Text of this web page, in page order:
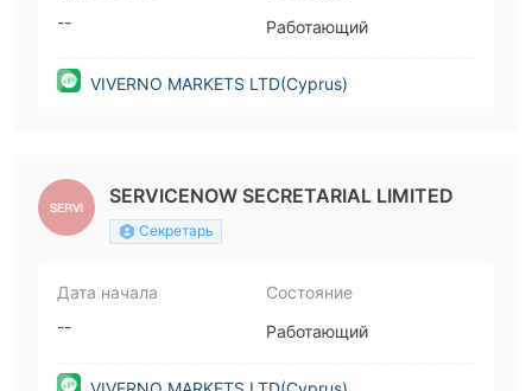
--
Работающий
VIVERNO MARKETS LTD(Cyprus)
SERVICENOW SECRETARIAL LIMITED
Секретарь
Дата начала
--
Состояние
Работающий